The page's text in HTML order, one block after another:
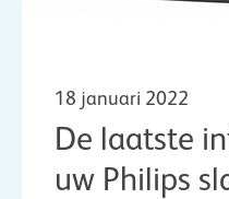
18 januari 2022
De laatste
uw Philips